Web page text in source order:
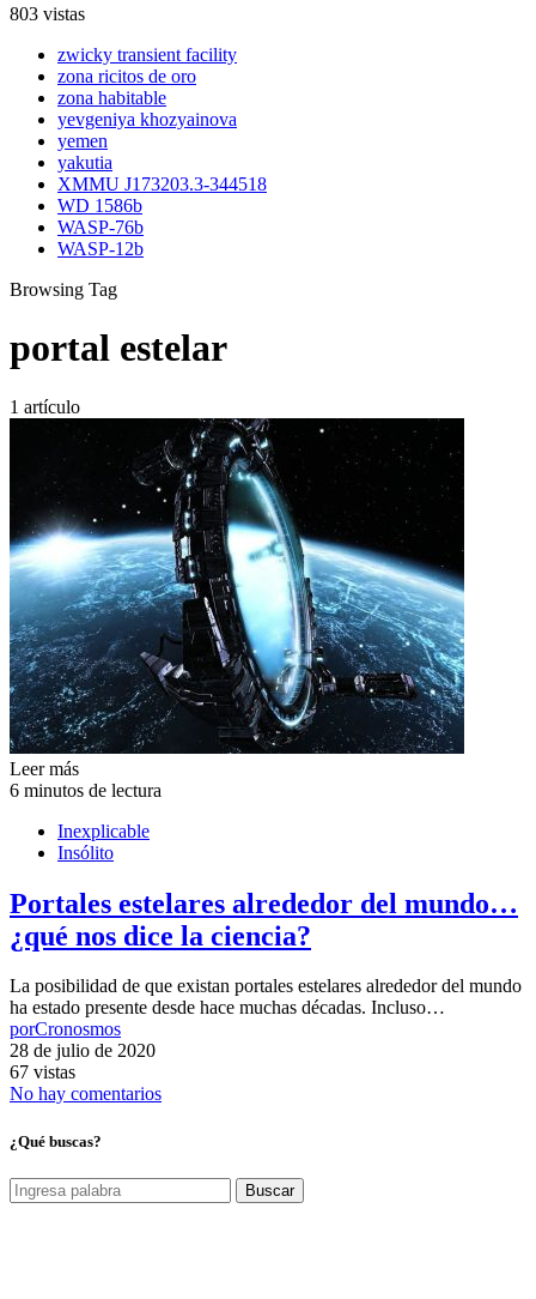
803 vistas
zwicky transient facility
zona ricitos de oro
zona habitable
yevgeniya khozyainova
yemen
yakutia
XMMU J173203.3-344518
WD 1586b
WASP-76b
WASP-12b
Browsing Tag
portal estelar
1 artículo
Leer más
6 minutos de lectura
Inexplicable
Insólito
Portales estelares alrededor del mundo…
¿qué nos dice la ciencia?
La posibilidad de que existan portales estelares alrededor del mundo
ha estado presente desde hace muchas décadas. Incluso…
porCronosmos
28 de julio de 2020
67 vistas
No hay comentarios
¿Qué buscas?
Buscar